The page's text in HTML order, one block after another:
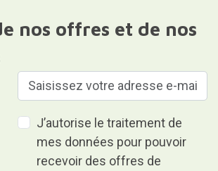
nos offres et de nos
J’autorise le traitement de
mes données pour pouvoir
recevoir des offres de